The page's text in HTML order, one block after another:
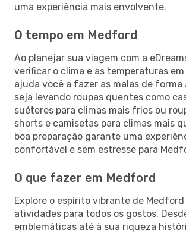
uma experiência mais envolvente.
O tempo em Medford
Ao planejar sua viagem com a
verificar o clima e as temperaturas
ajuda você a fazer as malas de
seja levando roupas quentes como
suéteres para climas mais frios ou
shorts e camisetas para climas mais
boa preparação garante uma
confortável e sem estresse para
O que fazer em Medford
Explore o espírito vibrante de
atividades para todos os gostos.
emblemáticas até à sua riqueza